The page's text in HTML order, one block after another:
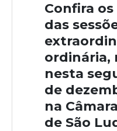
Confira
das
ordinária,
nesta
de
na
de São